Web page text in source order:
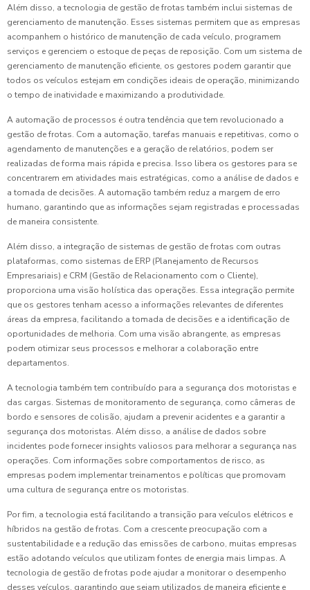
Além disso, a tecnologia de gestão de frotas também inclui sistemas de
gerenciamento de manutenção. Esses sistemas permitem que as empresas
acompanhem o histórico de manutenção de cada veículo, programem
serviços e gerenciem o estoque de peças de reposição. Com um sistema de
gerenciamento de manutenção eficiente, os gestores podem garantir que
todos os veículos estejam em condições ideais de operação, minimizando
o tempo de inatividade e maximizando a produtividade.
A automação de processos é outra tendência que tem revolucionado a
gestão de frotas. Com a automação, tarefas manuais e repetitivas, como o
agendamento de manutenções e a geração de relatórios, podem ser
realizadas de forma mais rápida e precisa. Isso libera os gestores para se
concentrarem em atividades mais estratégicas, como a análise de dados e
a tomada de decisões. A automação também reduz a margem de erro
humano, garantindo que as informações sejam registradas e processadas
de maneira consistente.
Além disso, a integração de sistemas de gestão de frotas com outras
plataformas, como sistemas de ERP (Planejamento de Recursos
Empresariais) e CRM (Gestão de Relacionamento com o Cliente),
proporciona uma visão holística das operações. Essa integração permite
que os gestores tenham acesso a informações relevantes de diferentes
áreas da empresa, facilitando a tomada de decisões e a identificação de
oportunidades de melhoria. Com uma visão abrangente, as empresas
podem otimizar seus processos e melhorar a colaboração entre
departamentos.
A tecnologia também tem contribuído para a segurança dos motoristas e
das cargas. Sistemas de monitoramento de segurança, como câmeras de
bordo e sensores de colisão, ajudam a prevenir acidentes e a garantir a
segurança dos motoristas. Além disso, a análise de dados sobre
incidentes pode fornecer insights valiosos para melhorar a segurança nas
operações. Com informações sobre comportamentos de risco, as
empresas podem implementar treinamentos e políticas que promovam
uma cultura de segurança entre os motoristas.
Por fim, a tecnologia está facilitando a transição para veículos elétricos e
híbridos na gestão de frotas. Com a crescente preocupação com a
sustentabilidade e a redução das emissões de carbono, muitas empresas
estão adotando veículos que utilizam fontes de energia mais limpas. A
tecnologia de gestão de frotas pode ajudar a monitorar o desempenho
desses veículos, garantindo que sejam utilizados de maneira eficiente e